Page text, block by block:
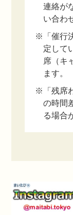
連絡が
い合わ
※「催行
定して
席（キ
ます。
※「残席
の時間
る場合